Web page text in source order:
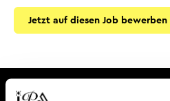
Jetzt auf diesen Job bewerben